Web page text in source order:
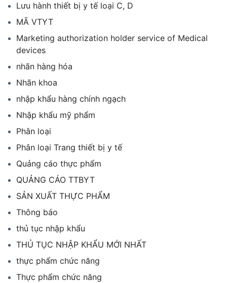
Lưu hành thiết bị y tế loại C, D
MÃ VTYT
Marketing authorization holder service of Medical
devices
nhãn hàng hóa
Nhãn khoa
nhập khẩu hàng chính ngạch
Nhập khẩu mỹ phẩm
Phân loại
Phân loại Trang thiết bị y tế
Quảng cáo thực phẩm
QUẢNG CÁO TTBYT
SẢN XUẤT THỰC PHẨM
Thông báo
thủ tục nhập khẩu
THỦ TỤC NHẬP KHẨU MỚI NHẤT
thực phẩm chức năng
Thực phẩm chức năng